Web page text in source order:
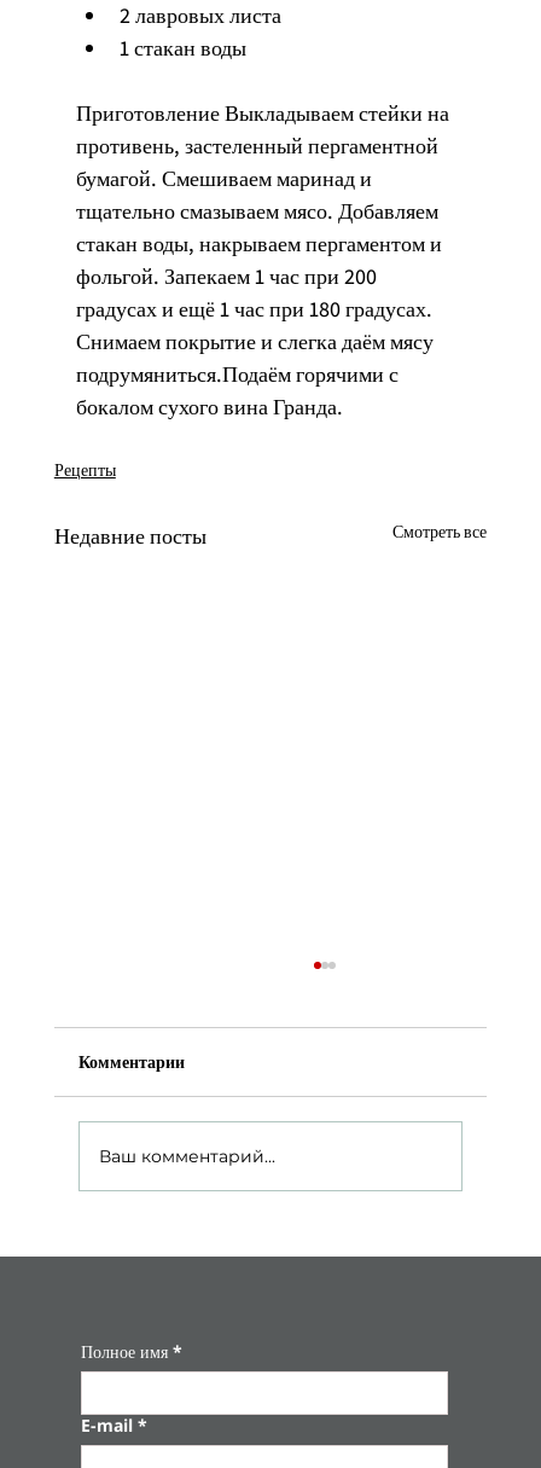
2 лавровых листа
1 стакан воды
Приготовление Выкладываем стейки на
противень, застеленный пергаментной
бумагой. Смешиваем маринад и
тщательно смазываем мясо. Добавляем
стакан воды, накрываем пергаментом и
фольгой. Запекаем 1 час при 200
градусах и ещё 1 час при 180 градусах.
Снимаем покрытие и слегка даём мясу
подрумяниться.Подаём горячими с
бокалом сухого вина Гранда.
Рецепты
Недавние посты Смотреть все
Комментарии
Ваш комментарий...
Полное имя *
E-mail *